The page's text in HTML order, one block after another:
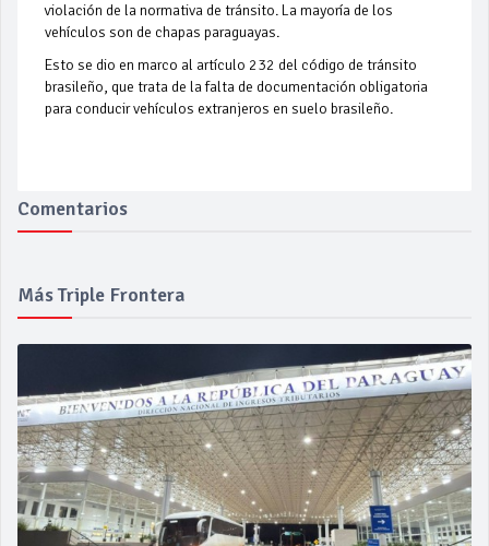
violación de la normativa de tránsito. La mayoría de los
vehículos son de chapas paraguayas.
Esto se dio en marco al artículo 232 del código de tránsito
brasileño, que trata de la falta de documentación obligatoria
para conducir vehículos extranjeros en suelo brasileño.
Comentarios
Más Triple Frontera